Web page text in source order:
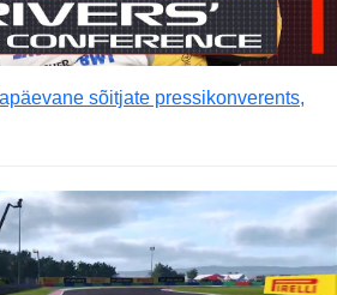
sõitjate pressikonverents,